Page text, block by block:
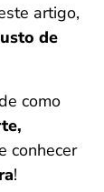
artigo,
de
como
conhecer
!